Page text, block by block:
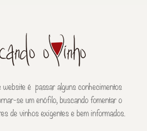
é passar alguns conhecimentos
se um enófilo, buscando fomentar o
de vinhos exigentes e bem informados.